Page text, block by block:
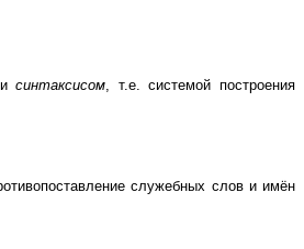
исинтаксисом, т.е. системой построения
служебных слов и имён